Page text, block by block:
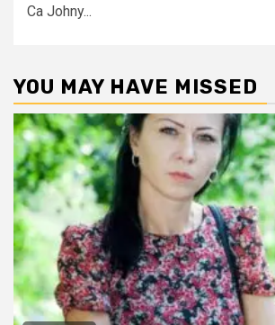
Ca Johny...
YOU MAY HAVE MISSED